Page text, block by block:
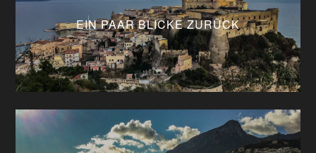
EIN PAAR BLICKE ZURÜCK